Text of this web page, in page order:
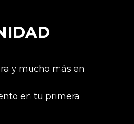
y mucho más en
en tu primera